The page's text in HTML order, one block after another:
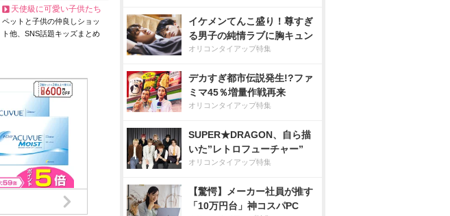
天使級に可愛い子供たち
ペットと子供の仲良しショッ
ト他、SNS話題キッズまとめ
イケメンてんこ盛り！尊すぎ
る男子の純情ラブに胸キュン
オリコンタイアップ特集
デカすぎ都市伝説発生!?ファ
ミマ45％増量作戦再来
オリコンタイアップ特集
SUPER★DRAGON、自ら描
いた”レトロフューチャー”
オリコンタイアップ特集
【驚愕】メーカー社員が推す
「10万円台」神コスパPC